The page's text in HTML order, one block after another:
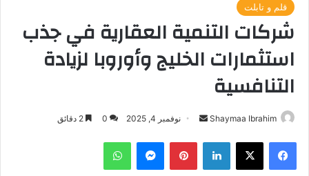
قلم و تابلت
شركات التنمية العقارية في جذب
استثمارات الخليج وأوروبا لزيادة
التنافسية
Shaymaa Ibrahim
أرسل
إلكترونيا
نوفمبر 4, 2025 0
فيسبوك ‫X لينكدإن بينتيريستماسنجر واتساب